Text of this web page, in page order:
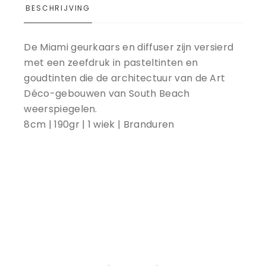
BESCHRIJVING
De Miami geurkaars en diffuser zijn versierd
met een zeefdruk in pasteltinten en
goudtinten die de architectuur van de Art
Déco-gebouwen van South Beach
weerspiegelen.
8cm | 190gr | 1 wiek | Branduren